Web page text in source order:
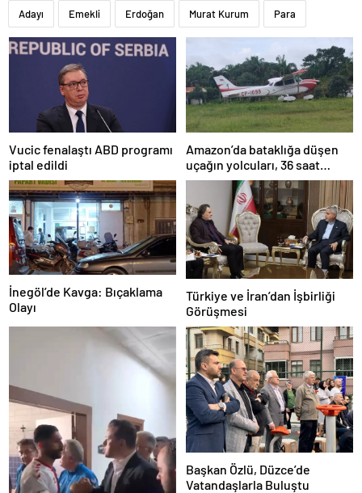
Adayı Emekli Erdoğan Murat Kurum Para
Vucic fenalaştı ABD programı
iptal edildi
Amazon’da bataklığa düşen
uçağın yolcuları, 36 saat
kurtarılmayı bekledi
İnegöl’de Kavga: Bıçaklama
Olayı
Türkiye ve İran’dan İşbirliği
Görüşmesi
Başkan Özlü, Düzce’de
Vatandaşlarla Buluştu